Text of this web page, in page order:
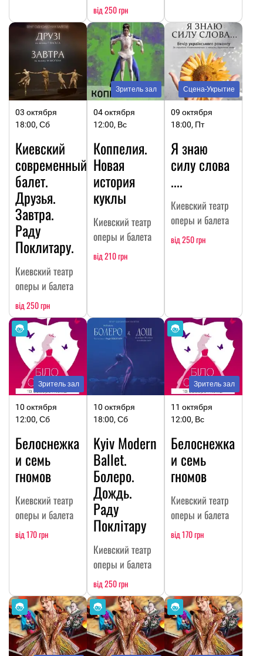
від 250 грн
03 октября
18:00, Сб
Киевский
современный
балет.
Друзья.
Завтра.
Раду
Поклитару.
Киевский театр
оперы и балета
від 250 грн
Зритель зал
04 октября
12:00, Вс
Коппелия.
Новая
история
куклы
Киевский театр
оперы и балета
від 210 грн
Сцена-Укрытие
09 октября
18:00, Пт
Я знаю
силу слова
....
Киевский театр
оперы и балета
від 250 грн
Зритель зал
10 октября
12:00, Сб
Белоснежка
и семь
гномов
Киевский театр
оперы и балета
від 170 грн
10 октября
18:00, Сб
Kyiv Modern
Ballet.
Болеро.
Дождь.
Раду
Поклітару
Киевский театр
оперы и балета
від 250 грн
Зритель зал
11 октября
12:00, Вс
Белоснежка
и семь
гномов
Киевский театр
оперы и балета
від 170 грн